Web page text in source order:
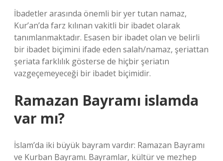
İbadetler arasında önemli bir yer tutan namaz,
Kur’an’da farz kılınan vakitli bir ibadet olarak
tanımlanmaktadır. Esasen bir ibadet olan ve belirli
bir ibadet biçimini ifade eden salah/namaz, şeriattan
şeriata farklılık gösterse de hiçbir şeriatın
vazgeçemeyeceği bir ibadet biçimidir.
Ramazan Bayramı islamda
var mı?
İslam’da iki büyük bayram vardır: Ramazan Bayramı
ve Kurban Bayramı. Bayramlar, kültür ve mezhep